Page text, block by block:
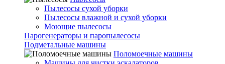
Пылесосы сухой уборки
Пылесосы влажной и сухой уборки
Моющие пылесосы
Парогенераторы и паропылесосы
Подметальные машины
Поломоечные машины